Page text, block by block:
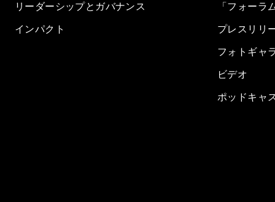
リーダーシップとガバナンス
インパクト
「フォーラ
プレスリリ
フォトギャ
ビデオ
ポッドキャ